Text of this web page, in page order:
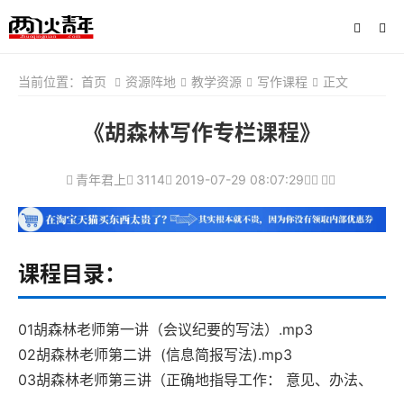
当前位置： 首页 资源阵地 教学资源 写作课程 正文
《胡森林写作专栏课程》
青年君上 3114 2019-07-29 08:07:29
课程目录：
01胡森林老师第一讲（会议纪要的写法）.mp3
02胡森林老师第二讲 (信息简报写法).mp3
03胡森林老师第三讲（正确地指导工作： 意见、办法、